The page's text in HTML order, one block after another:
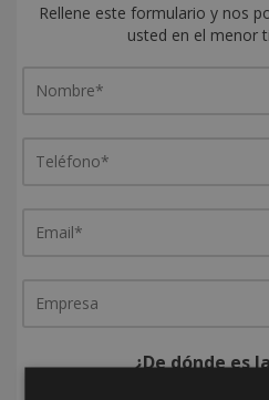
Rellene este formulario y nos
usted en el menor
¿De dónde es